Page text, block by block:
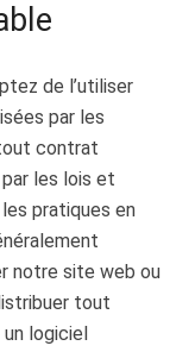
de l’utiliser
par les
contrat
les lois et
pratiques en
notre site web ou
tout
logiciel